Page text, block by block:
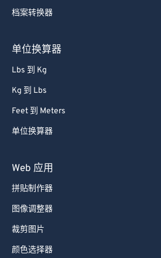
档案转换器
单位换算器
Lbs 到 Kg
Kg 到 Lbs
Feet 到 Meters
单位换算器
Web 应用
拼贴制作器
图像调整器
裁剪图片
颜色选择器